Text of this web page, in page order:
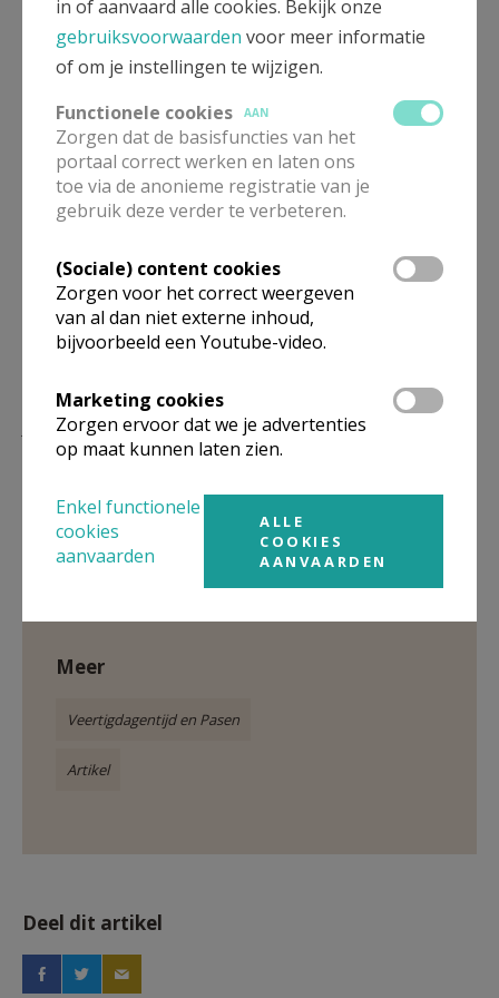
steeds verblijvend in uw schoot.
Laken, palmzondagmorgen, 5 April 2020
Jomme Palmzondag 2022 8 © dirk Vanetelbosch
Gepubliceerd door
Meer
Veertigdagentijd en Pasen
Artikel
Deel dit artikel
in of aanvaard alle cookies. Bekijk onze
gebruiksvoorwaarden voor meer informatie
of om je instellingen te wijzigen.
Functionele cookies
AAN
Zorgen dat de basisfuncties van het
portaal correct werken en laten ons
toe via de anonieme registratie van je
gebruik deze verder te verbeteren.
(Sociale) content cookies
Zorgen voor het correct weergeven
van al dan niet externe inhoud,
bijvoorbeeld een Youtube-video.
Marketing cookies
Zorgen ervoor dat we je advertenties
op maat kunnen laten zien.
Enkel functionele
cookies
aanvaarden
ALLE
COOKIES
AANVAARDEN